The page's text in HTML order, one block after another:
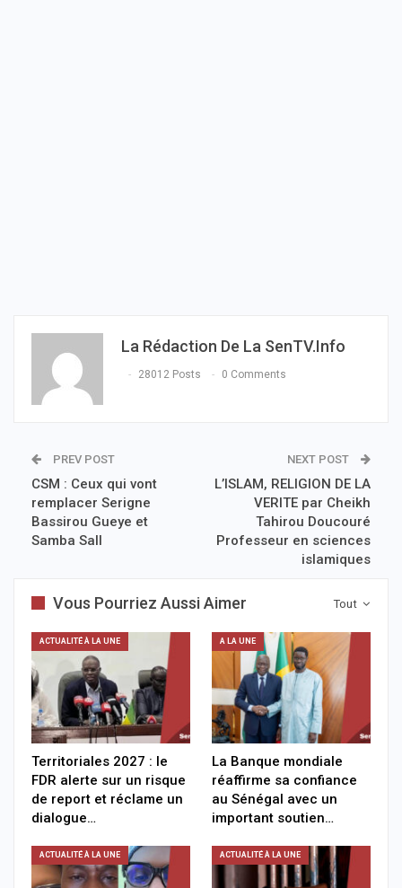
La Rédaction De La SenTV.info
28012 Posts 0 Comments
PREV POST
CSM : Ceux qui vont
remplacer Serigne
Bassirou Gueye et
Samba Sall
NEXT POST
L’ISLAM, RELIGION DE LA
VERITE par Cheikh
Tahirou Doucouré
Professeur en sciences
islamiques
Tout
Vous Pourriez Aussi Aimer
ACTUALITÉ À LA UNE
Territoriales 2027 : le
FDR alerte sur un risque
de report et réclame un
dialogue…
A LA UNE
La Banque mondiale
réaffirme sa confiance
au Sénégal avec un
important soutien…
ACTUALITÉ À LA UNE ACTUALITÉ À LA UNE